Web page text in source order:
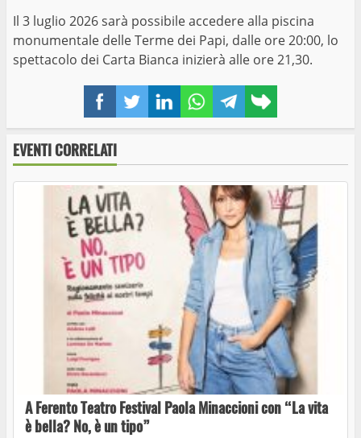
FacebookTwitterLinkedInWhatsAppTelegram
link
Il 3 luglio 2026 sarà possibile accedere alla piscina
monumentale delle Terme dei Papi, dalle ore 20:00, lo
spettacolo dei Carta Bianca inizierà alle ore 21,30.
EVENTI CORRELATI
A Ferento Teatro Festival Paola Minaccioni con “La vita
è bella? No, è un tipo”
A Ferento Teatro Festival il Lato Oscuro dei
Pink Floyd Legend
Ferento, Faber e mille papaveri rossi. In prima
nazionale il 31 luglio l’omaggio a Fabrizio De
Musicalia 2026: “la maschera sur grugno”